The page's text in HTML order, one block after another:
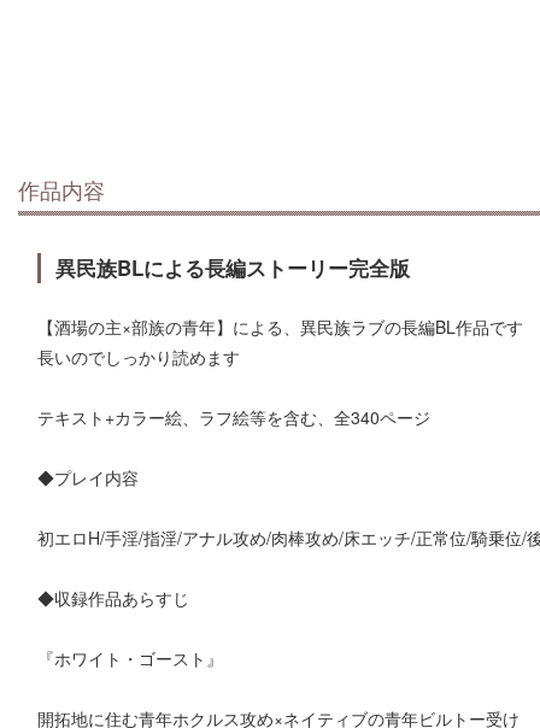
作品内容
異民族BLによる長編ストーリー完全版
【酒場の主×部族の青年】による、異民族ラブの長編BL作品です
長いのでしっかり読めます
テキスト+カラー絵、ラフ絵等を含む、全340ページ
◆プレイ内容
初エロH/手淫/指淫/アナル攻め/肉棒攻め/床エッチ/正常位/騎乗位/
◆収録作品あらすじ
『ホワイト・ゴースト』
開拓地に住む青年ホクルス攻め×ネイティブの青年ビルトー受け